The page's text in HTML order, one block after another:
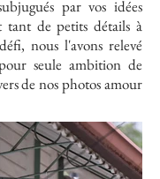
par vos idées
de petits détails à
nous l'avons relevé
seule ambition de
de nos photos amour